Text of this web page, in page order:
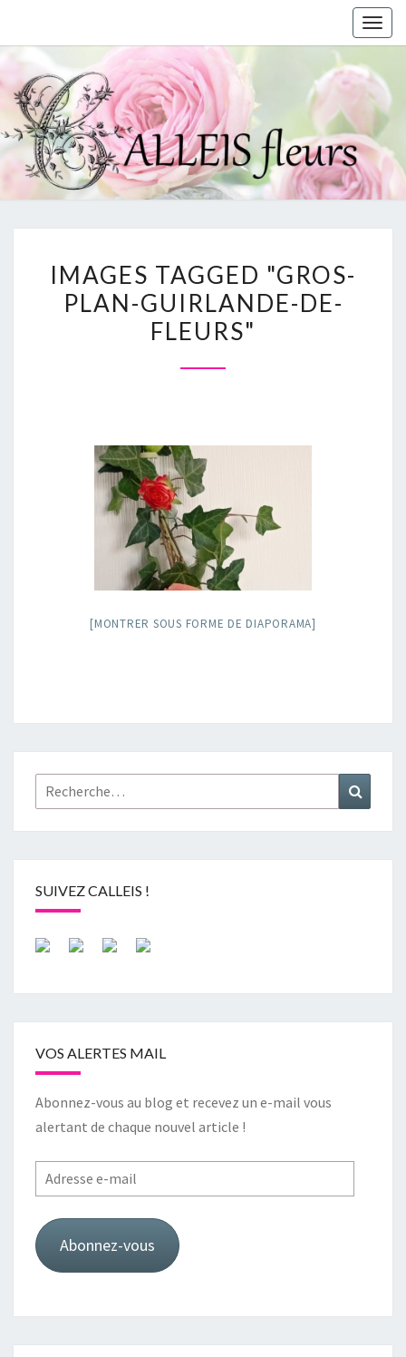
TAGGED
"GROS-
PLAN-
IMAGES TAGGED "GROS-
PLAN-GUIRLANDE-DE-
FLEURS"
[MONTRER SOUS FORME DE DIAPORAMA]
Rechercher :
SUIVEZ CALLEIS !
VOS ALERTES MAIL
Abonnez-vous au blog et recevez un e-mail vous
alertant de chaque nouvel article !
Adresse
e-
mail
Abonnez-vous